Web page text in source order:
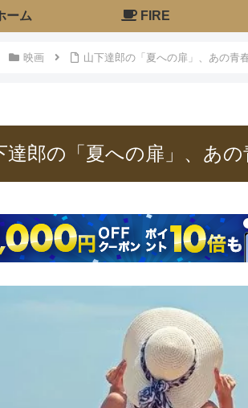
ーム FIRE
映画 山下達郎の「夏への扉」、あの青
達郎の「夏への扉」、あの